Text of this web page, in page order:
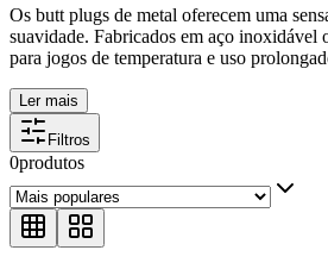
Os butt plugs de metal oferecem uma
suavidade. Fabricados em aço inoxidável
para jogos de temperatura e uso
Ler mais
Filtros
0produtos